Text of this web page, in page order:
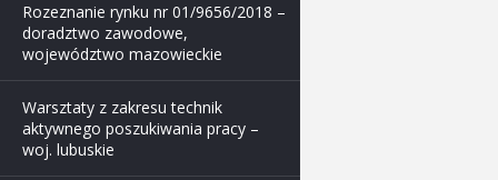
Rozeznanie rynku nr 01/9656/2018 –
doradztwo zawodowe,
województwo mazowieckie
Warsztaty z zakresu technik
aktywnego poszukiwania pracy –
woj. lubuskie